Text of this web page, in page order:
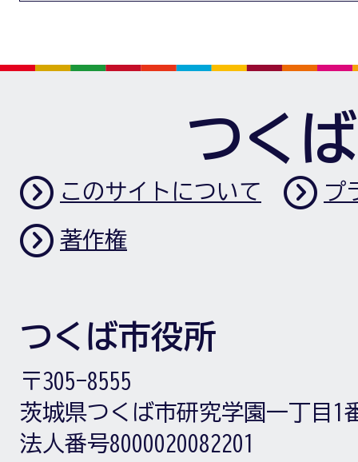
つく
このサイトについて プ
著作権
つくば市役所
〒305-8555
茨城県つくば市研究学園一丁目1
法人番号8000020082201